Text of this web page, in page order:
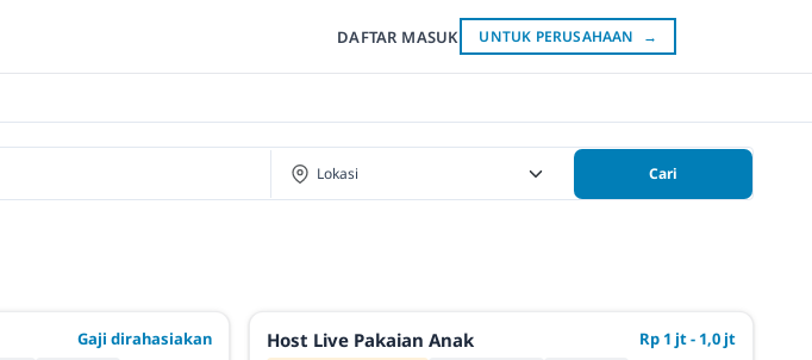
DAFTAR MASUK UNTUK PERUSAHAAN →
Cari
Gaji dirahasiakan
Host Live Pakaian Anak
Rp 1 jt - 1,0 jt